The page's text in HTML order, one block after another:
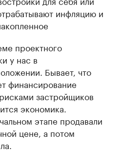
инфляцию и
проектного
у нас в
Бывает, что
финансирование
застройщиков
экономика.
этапе продавали
цене, а потом